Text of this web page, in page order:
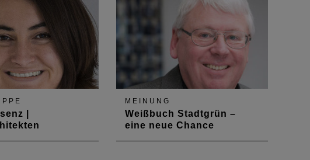
auf der
der Digitalisierung.
Industrie
working…
|
MEINUNG
Weißbuch Stadtgrün –
eine neue Chance